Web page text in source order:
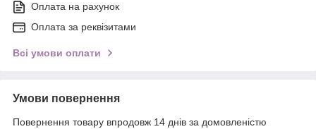
Оплата на рахунок
Оплата за реквізитами
Всі умови оплати
Умови повернення
Повернення товару впродовж 14 днів за домовленістю